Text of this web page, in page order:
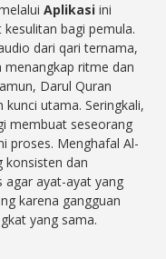
Aplikasi ini
bagi pemula.
dari qari ternama,
ritme dan
Darul Quran
utama. Seringkali,
membuat seseorang
proses. Menghafal Al-
konsisten dan
agar ayat-ayat yang
karena gangguan
yang sama.